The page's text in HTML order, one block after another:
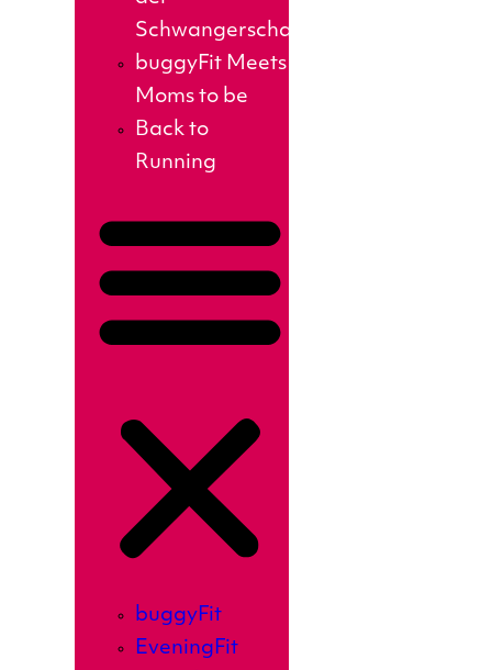
Schwangerschaft
buggyFit Meets
Moms to be
Back to
Running
buggyFit
EveningFit